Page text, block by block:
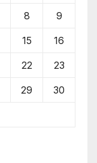
8 9
15 16
22 23
29 30